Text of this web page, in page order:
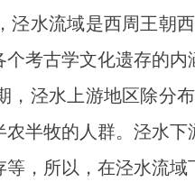
流域是西周王朝西
个考古学文化遗存的
水上游地区除分布
农半牧的人群。泾水
等，所以，在泾水流